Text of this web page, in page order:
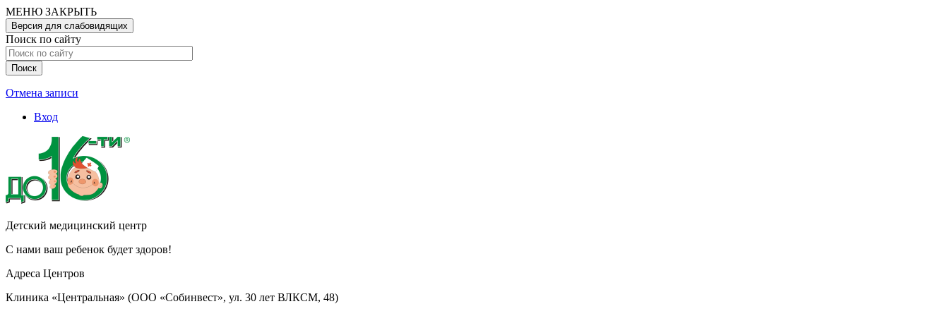
Перейти
к
основному
содержанию
МЕНЮ ЗАКРЫТЬ
Версия для слабовидящих
Поиск по сайту
Отмена записи
account
menu
Вход
Детский медицинский центр
С нами ваш ребенок будет здоров!
Адреса Центров
Клиника «Центральная» (ООО «Собинвест», ул. 30 лет ВЛКСМ, 48)